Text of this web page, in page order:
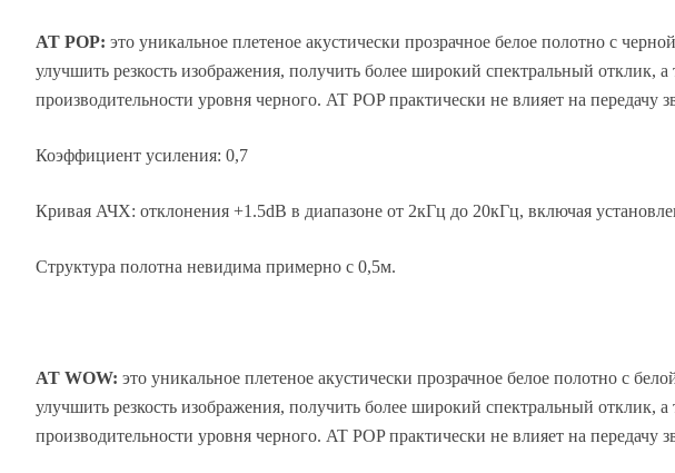
AT POP: это уникальное плетеное акустически прозрачное белое полотно с
улучшить резкость изображения, получить более широкий спектральный
производительности уровня черного. AT POP практически не влияет на
Коэффициент усиления: 0,7
Кривая АЧХ: отклонения +1.5dB в диапазоне от 2кГц до 20кГц, включая
Структура полотна невидима примерно с 0,5м.
AT WOW: это уникальное плетеное акустически прозрачное белое полотно с
улучшить резкость изображения, получить более широкий спектральный
производительности уровня черного. AT POP практически не влияет на